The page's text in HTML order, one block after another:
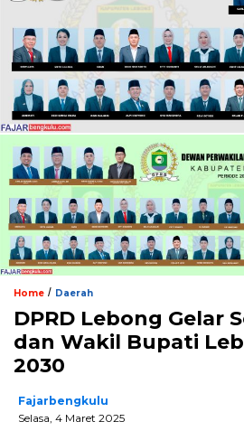
Home / Daerah
DPRD Lebong Gelar
dan Wakil Bupati
2030
Fajarbengkulu
Selasa, 4 Maret 2025